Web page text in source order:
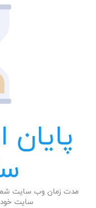
پایان
مدت زمان وب سایت شما
سایت